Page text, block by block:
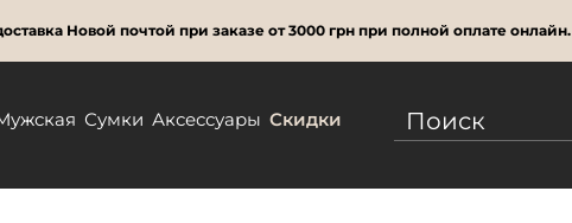
Новой почтой при заказе от 3000 грн при полной оплате онлайн.
Сумки Аксессуары Скидки